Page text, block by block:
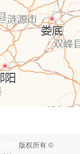
版权所有 ©